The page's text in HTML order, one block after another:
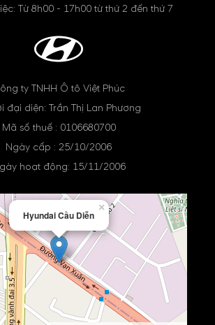
Từ 8h00 - 17h00 từ thứ 2 đến thứ 7
ty TNHH Ô tô Việt Phúc
đại diện: Trần Thị Lan Phương
Mã số thuế : 0106680700
Ngày cấp : 25/10/2006
hoạt động: 15/11/2006
Hyundai Cầu Diễn
×